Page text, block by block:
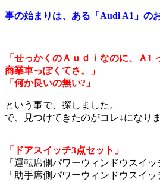
事の始まりは、ある「Audi A1」の
「せっかくのＡｕｄｉなのに、Ａ1
商業車っぽくてさ。」
「何か良いの無い?」
という事で、探しました。
で、見つけてきたのがコレ↓になりま
「ドアスイッチ3点セット」
「運転席側パワーウィンドウスイッ
「助手席側パワーウィンドウスイッ